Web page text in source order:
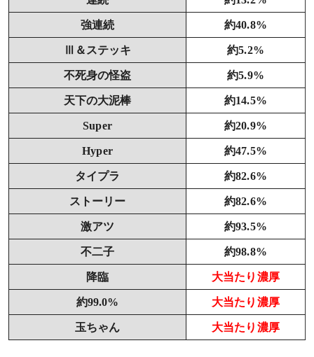
強連続 約40.8%
Ⅲ＆ステッキ 約5.2%
不死身の怪盗 約5.9%
天下の大泥棒 約14.5%
Super 約20.9%
Hyper 約47.5%
タイプラ 約82.6%
ストーリー 約82.6%
激アツ 約93.5%
不二子 約98.8%
降臨 大当たり濃厚
約99.0% 大当たり濃厚
玉ちゃん 大当たり濃厚